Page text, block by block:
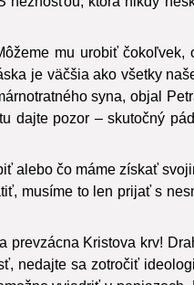
ktorá nikdy
mu urobiť
je väčšia ako všetky
syna, objal
dajte pozor – skutočný
alebo čo máme získať
musíme to len prijať s
Kristova krv!
nedajte sa zotročiť